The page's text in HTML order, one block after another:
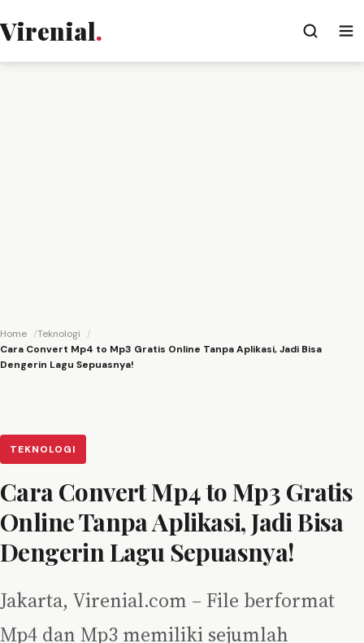
Virenial.
Home
Teknologi
Cara Convert Mp4 to Mp3 Gratis Online Tanpa Aplikasi, Jadi Bisa
Dengerin Lagu Sepuasnya!
TEKNOLOGI
Cara Convert Mp4 to Mp3 Gratis
Online Tanpa Aplikasi, Jadi Bisa
Dengerin Lagu Sepuasnya!
Jakarta, Virenial.com – File berformat
Mp4 dan Mp3 memiliki sejumlah